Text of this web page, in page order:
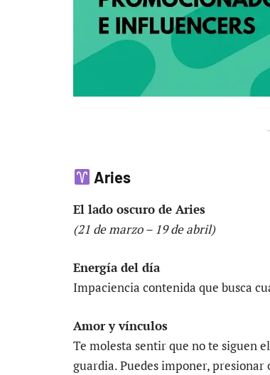
Aries
El lado oscuro de Aries
(21 de marzo – 19 de abril)
Energía del día
Impaciencia contenida que busca
Amor y vínculos
Te molesta sentir que no te siguen
guardia. Puedes imponer,